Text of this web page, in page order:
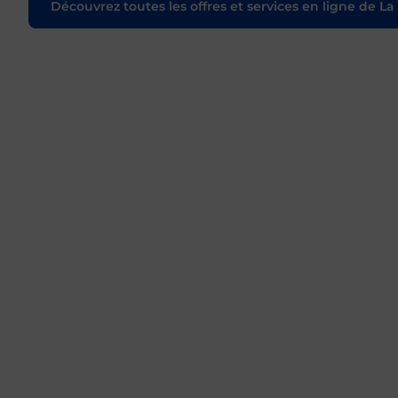
Découvrez toutes les offres et services en ligne de La